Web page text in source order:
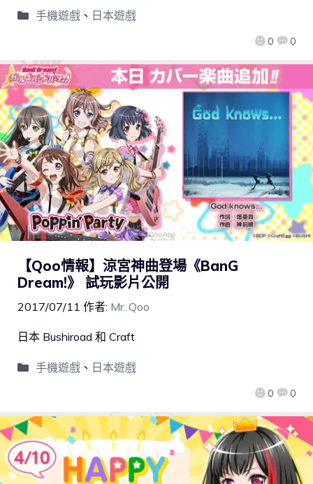
0 0
手機遊戲、 日本遊戲
【Qoo情報】涼宮神曲登場《BanG
Dream!》 試玩影片公開
2017/07/11 作者: Mr. Qoo
0 0
日本 Bushiroad 和 Craft
手機遊戲、 日本遊戲